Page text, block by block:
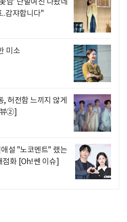
감쟈합니다"
미소
허전함 느끼지 않게
뷰②]
설 "노코멘트" 랬는
화 [Oh!쎈 이슈]